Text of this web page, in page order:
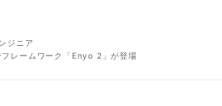
ジニア
レームワーク「Enyo 2」が登場